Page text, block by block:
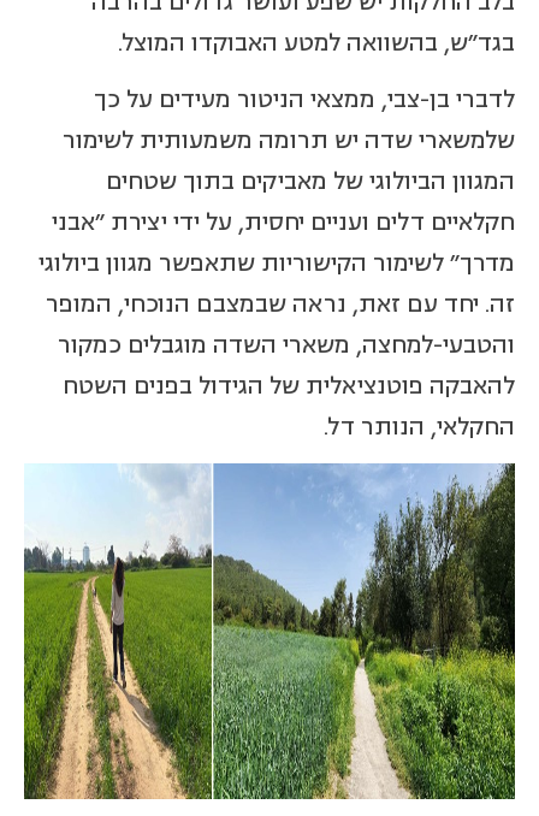
בגד"ש, בהשוואה למטע האבוקדו המוצל.
לדברי בן-צבי, ממצאי הניטור מעידים על כך
שלמשארי שדה יש תרומה משמעותית לשימור
המגוון הביולוגי של מאביקים בתוך שטחים
חקלאיים דלים ועניים יחסית, על ידי יצירת "אבני
מדרך" לשימור הקישוריות שתאפשר מגוון ביולוגי
זה. יחד עם זאת, נראה שבמצבם הנוכחי, המופר
והטבעי-למחצה, משארי השדה מוגבלים כמקור
להאבקה פוטנציאלית של הגידול בפנים השטח
החקלאי, הנותר דל.